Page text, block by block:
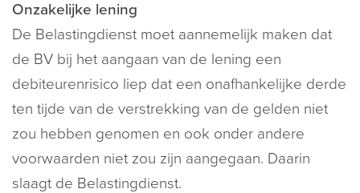
Onzakelijke lening
De Belastingdienst moet aannemelijk maken dat
de BV bij het aangaan van de lening een
debiteurenrisico liep dat een onafhankelijke derde
ten tijde van de verstrekking van de gelden niet
zou hebben genomen en ook onder andere
voorwaarden niet zou zijn aangegaan. Daarin
slaagt de Belastingdienst.